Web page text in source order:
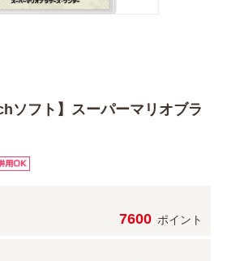
ソフト】スーパーマリオブラ
7600 ポイント